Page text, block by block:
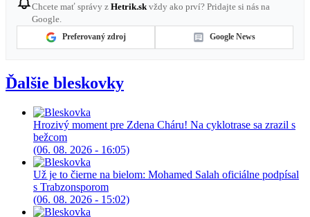
Chcete mať správy z Hetrik.sk vždy ako prví? Pridajte si nás na
Google.
Preferovaný zdroj Google News
Ďalšie bleskovky
Hrozivý moment pre Zdena Cháru! Na cyklotrase sa zrazil s
bežcom
(06. 08. 2026 - 16:05)
Už je to čierne na bielom: Mohamed Salah oficiálne podpísal
s Trabzonsporom
(06. 08. 2026 - 15:02)